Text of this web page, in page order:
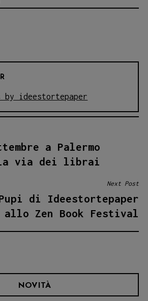
ideestortepaper
a Palermo
la via dei librai
Next Post
di Ideestortepaper
allo Zen Book Festival
NOVITÀ